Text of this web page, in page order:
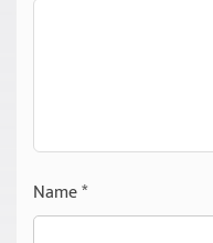
Name*